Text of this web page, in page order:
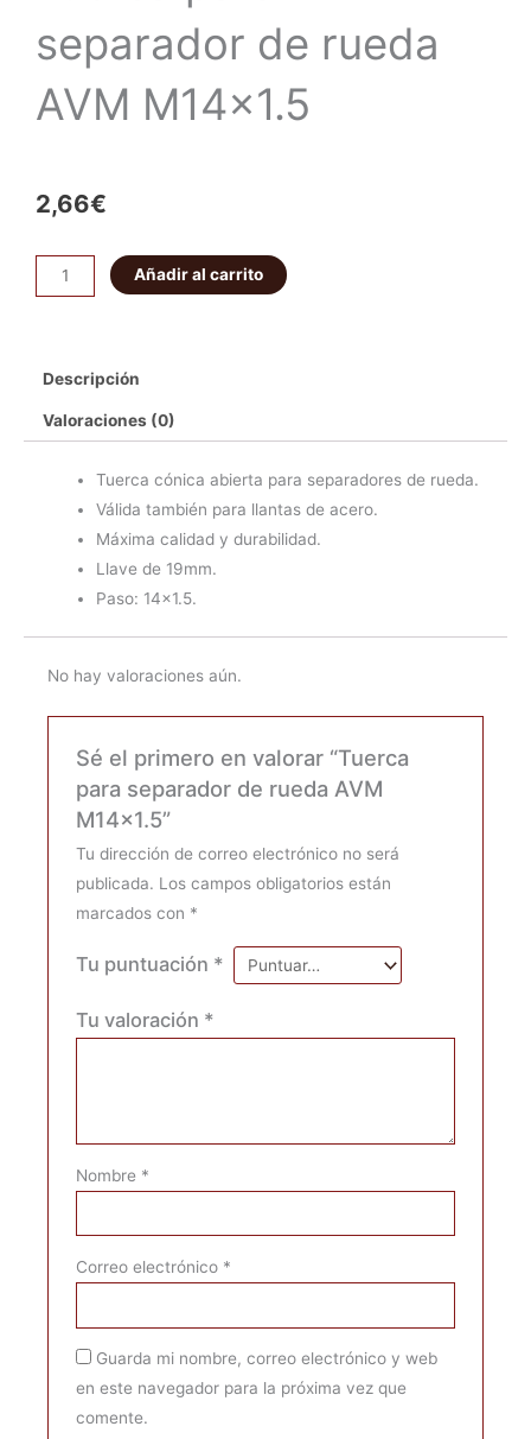
separador de rueda
AVM M14x1.5
2,66€
Tuerca
para
rueda
AVM
M14x1.5
cantidad
Añadir al carrito
Descripción
Valoraciones (0)
Tuerca cónica abierta para separadores de rueda.
Válida también para llantas de acero.
Máxima calidad y durabilidad.
Llave de 19mm.
Paso: 14×1.5.
No hay valoraciones aún.
Sé el primero en valorar “Tuerca
para separador de rueda AVM
M14x1.5”
Tu dirección de correo electrónico no será
publicada. Los campos obligatorios están
marcados con *
Tu puntuación *
Tu valoración *
Nombre *
Correo electrónico *
Guarda mi nombre, correo electrónico y web
en este navegador para la próxima vez que
comente.